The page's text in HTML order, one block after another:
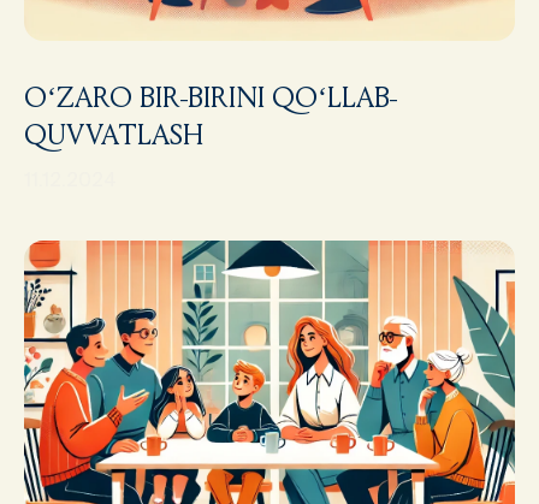
O‘ZARO BIR-BIRINI QO‘LLAB-
QUVVATLASH